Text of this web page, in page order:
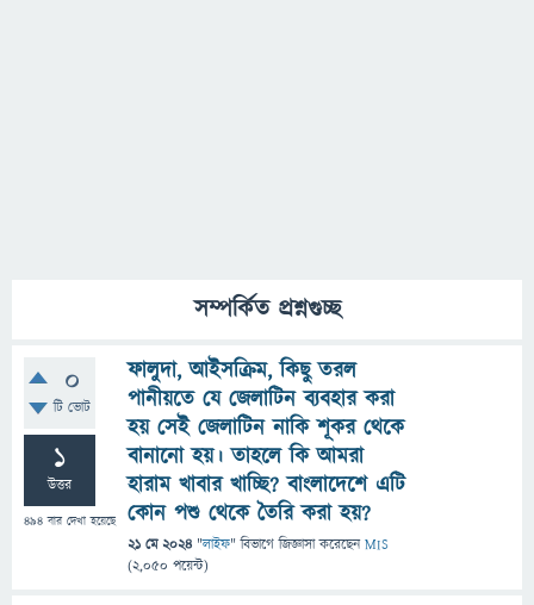
সম্পর্কিত প্রশ্নগুচ্ছ
0
টি ভোট
1
উত্তর
494 বার দেখা হয়েছে
ফালুদা, আইসক্রিম, কিছু তরল
পানীয়তে যে জেলাটিন ব্যবহার করা
হয় সেই জেলাটিন নাকি শূকর থেকে
বানানো হয়। তাহলে কি আমরা
হারাম খাবার খাচ্ছি? বাংলাদেশে এটি
কোন পশু থেকে তৈরি করা হয়?
21 মে 2024 "লাইফ" বিভাগে জিজ্ঞাসাকরেছেনMIS
(2,050 পয়েন্ট)